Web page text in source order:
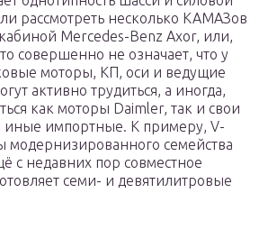
рассмотреть несколько КАМАЗов
Mercedes-Benz Axor, или,
совершенно не означает, что у
моторы, КП, оси и ведущие
активно трудиться, а иногда,
как моторы Daimler, так и свои
иные импортные. К примеру, V-
модернизированного семейства
с недавних пор совместное
семи- и девятилитровые